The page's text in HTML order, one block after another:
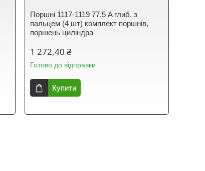
Поршні 1117-1119 77.5 A глиб. з
пальцем (4 шт) комплект поршнів,
поршень циліндра
1 272,40 ₴
Готово до відправки
Купити